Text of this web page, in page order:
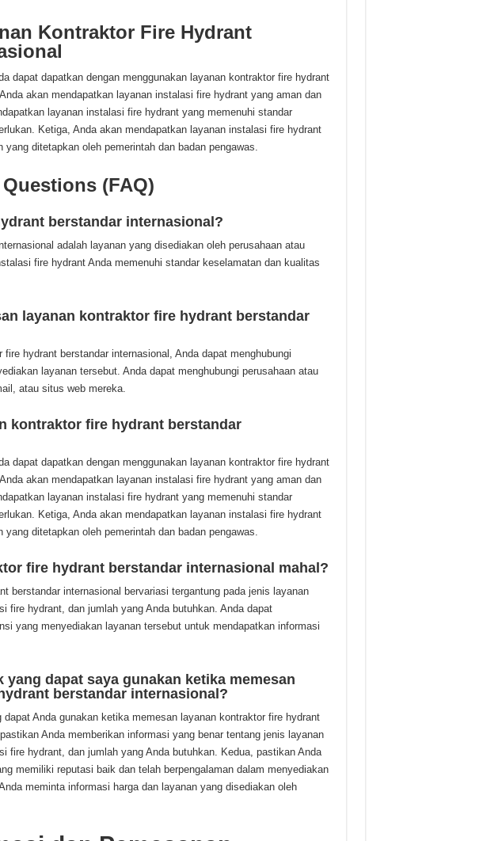
Kontraktor Fire Hydrant
dapat dapatkan dengan menggunakan layanan kontraktor fire hydrant
akan mendapatkan layanan instalasi fire hydrant yang aman dan
layanan instalasi fire hydrant yang memenuhi standar
Ketiga, Anda akan mendapatkan layanan instalasi fire hydrant
ditetapkan oleh pemerintah dan badan pengawas.
(FAQ)
berstandar internasional?
adalah layanan yang disediakan oleh perusahaan atau
fire hydrant Anda memenuhi standar keselamatan dan kualitas
layanan kontraktor fire hydrant berstandar
hydrant berstandar internasional, Anda dapat menghubungi
layanan tersebut. Anda dapat menghubungi perusahaan atau
atau situs web mereka.
kontraktor fire hydrant berstandar
dapat dapatkan dengan menggunakan layanan kontraktor fire hydrant
akan mendapatkan layanan instalasi fire hydrant yang aman dan
layanan instalasi fire hydrant yang memenuhi standar
Ketiga, Anda akan mendapatkan layanan instalasi fire hydrant
ditetapkan oleh pemerintah dan badan pengawas.
fire hydrant berstandar internasional mahal?
berstandar internasional bervariasi tergantung pada jenis layanan
fire hydrant, dan jumlah yang Anda butuhkan. Anda dapat
yang menyediakan layanan tersebut untuk mendapatkan informasi
dapat saya gunakan ketika memesan
berstandar internasional?
Anda gunakan ketika memesan layanan kontraktor fire hydrant
Anda memberikan informasi yang benar tentang jenis layanan
fire hydrant, dan jumlah yang Anda butuhkan. Kedua, pastikan Anda
memiliki reputasi baik dan telah berpengalaman dalam menyediakan
meminta informasi harga dan layanan yang disediakan oleh